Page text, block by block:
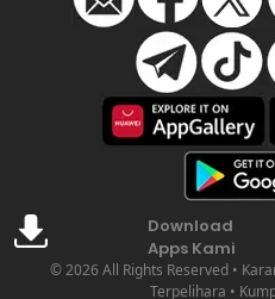
Download
Apps Kami
© 2026 All Rights Reserved •
Terpelihara •